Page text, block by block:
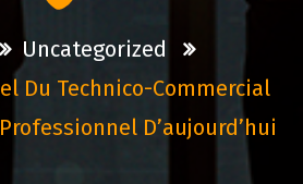
Uncategorized
Du Technico-Commercial
D’aujourd’hui